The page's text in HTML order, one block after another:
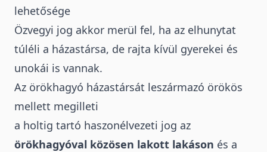
lehetősége
Özvegyi jog akkor merül fel, ha az elhunytat
túléli a házastársa, de rajta kívül gyerekei és
unokái is vannak.
Az örökhagyó házastársát leszármazó örökös
mellett megilleti
a holtig tartó haszonélvezeti jog az
örökhagyóval közösen lakott lakáson és a